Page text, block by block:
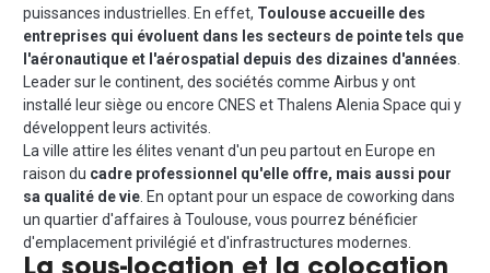
puissances industrielles. En effet, Toulouse accueille des
entreprises qui évoluent dans les secteurs de pointe tels que
l'aéronautique et l'aérospatial depuis des dizaines d'années
Leader sur le continent, des sociétés comme Airbus y ont
installé leur siège ou encore CNES et Thalens Alenia Space qui y
développent leurs activités.
La ville attire les élites venant d'un peu partout en Europe en
raison du cadre professionnel qu'elle offre, mais aussi pour
sa qualité de vie . En optant pour un espace de coworking dans
un quartier d'affaires à Toulouse, vous pourrez bénéficier
d'emplacement privilégié et d'infrastructures modernes.